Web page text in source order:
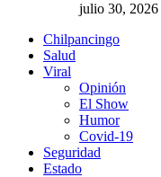
julio 30, 2026
Chilpancingo
Salud
Viral
Opinión
El Show
Humor
Covid-19
Seguridad
Estado